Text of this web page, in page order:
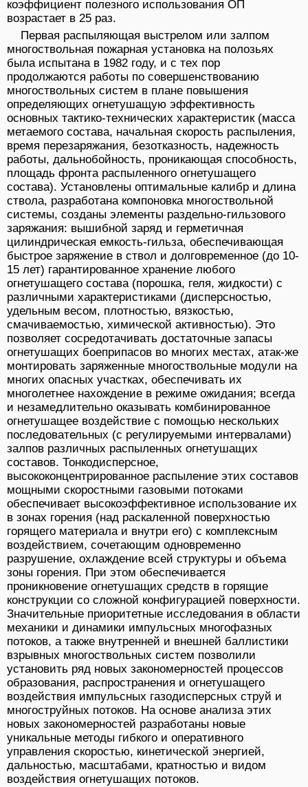
коэффициент полезного использования ОП
возрастает в 25 раз.
Первая распыляющая выстрелом или залпом
многоствольная пожарная установка на полозьях
была испытана в 1982 году, и с тех пор
продолжаются работы по совершенствованию
многоствольных систем в плане повышения
определяющих огнетушащую эффективность
основных тактико-технических характеристик (масса
метаемого состава, начальная скорость распыления,
время перезаряжания, безотказность, надежность
работы, дальнобойность, проникающая способность,
площадь фронта распыленного огнетушащего
состава). Установлены оптимальные калибр и длина
ствола, разработана компоновка многоствольной
системы, созданы элементы раздельно-гильзового
заряжания: вышибной заряд и герметичная
цилиндрическая емкость-гильза, обеспечивающая
быстрое заряжение в ствол и долговременное (до 10-
15 лет) гарантированное хранение любого
огнетушащего состава (порошка, геля, жидкости) с
различными характеристиками (дисперсностью,
удельным весом, плотностью, вязкостью,
смачиваемостью, химической активностью). Это
позволяет сосредотачивать достаточные запасы
огнетушащих боеприпасов во многих местах, атак-же
монтировать заряженные многоствольные модули на
многих опасных участках, обеспечивать их
многолетнее нахождение в режиме ожидания; всегда
и незамедлительно оказывать комбинированное
огнетушащее воздействие с помощью нескольких
последовательных (с регулируемыми интервалами)
залпов различных распыленных огнетушащих
составов. Тонкодисперсное,
высококонцентрированное распыление этих составов
мощными скоростными газовыми потоками
обеспечивает высокоэффективное использование их
в зонах горения (над раскаленной поверхностью
горящего материала и внутри его) с комплексным
воздействием, сочетающим одновременно
разрушение, охлаждение всей структуры и объема
зоны горения. При этом обеспечивается
проникновение огнетушащих средств в горящие
конструкции со сложной конфигурацией поверхности.
Значительные приоритетные исследования в области
механики и динамики импульсных многофазных
потоков, а также внутренней и внешней баллистики
взрывных многоствольных систем позволили
установить ряд новых закономерностей процессов
образования, распространения и огнетушащего
воздействия импульсных газодисперсных струй и
многоструйных потоков. На основе анализа этих
новых закономерностей разработаны новые
уникальные методы гибкого и оперативного
управления скоростью, кинетической энергией,
дальностью, масштабами, кратностью и видом
воздействия огнетушащих потоков.